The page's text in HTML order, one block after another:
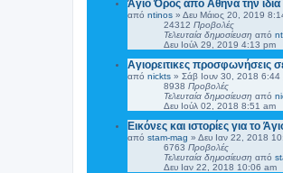
Άγιο Όρος από Αθήνα την ίδια
από ntinos » Δευ Μάιος 20, 2019
24312 Προβολές
Τελευταία δημοσίευση από
Δευ Ιούλ 29, 2019 4:13 pm
Αγιορειτικες προσφωνήσεις
από nickts » Σάβ Ιουν 30, 2018 6:44
8938 Προβολές
Τελευταία δημοσίευση από
Δευ Ιούλ 02, 2018 8:51 am
Εικόνες και ιστορίες για το
από stam-mag » Δευ Ιαν 22, 2018
6763 Προβολές
Τελευταία δημοσίευση από
Δευ Ιαν 22, 2018 10:06 am